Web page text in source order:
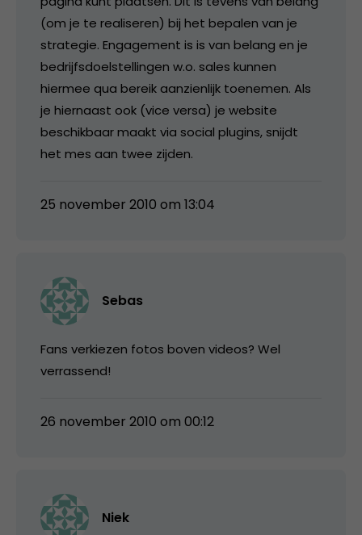
(om je te realiseren) bij het bepalen van je
strategie. Engagement is is van belang en je
bedrijfsdoelstellingen w.o. sales kunnen
hiermee qua bereik aanzienlijk toenemen. Als
je hiernaast ook (vice versa) je website
beschikbaar maakt via social plugins, snijdt
het mes aan twee zijden.
25 november 2010 om 13:04
Sebas
Fans verkiezen fotos boven videos? Wel
verrassend!
26 november 2010 om 00:12
Niek